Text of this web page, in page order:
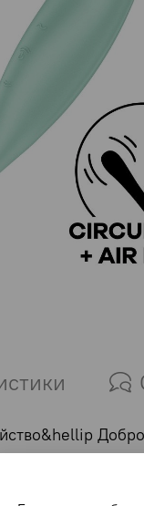
все. Twirling